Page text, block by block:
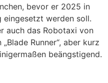
bevor er 2025 in
eingesetzt werden soll.
auch das Robotaxi von
Runner“, aber kurz
beängstigend.